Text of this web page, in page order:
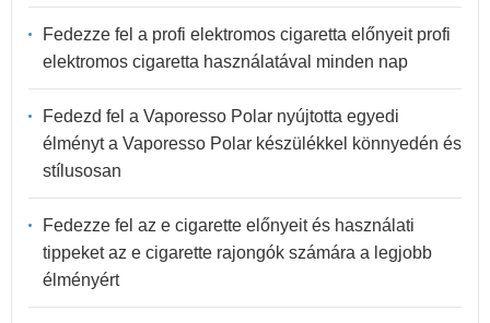
Fedezze fel a profi elektromos cigaretta előnyeit profi
elektromos cigaretta használatával minden nap
Fedezd fel a Vaporesso Polar nyújtotta egyedi
élményt a Vaporesso Polar készülékkel könnyedén és
stílusosan
Fedezze fel az e cigarette előnyeit és használati
tippeket az e cigarette rajongók számára a legjobb
élményért